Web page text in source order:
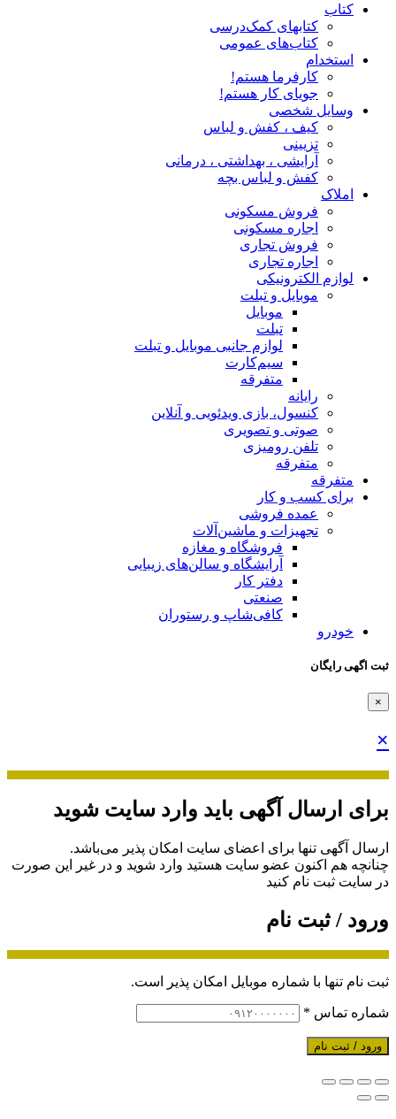
کتاب
کتابهای کمک‌درسی
کتاب‌های عمومی
استخدام
کارفرما هستم!
جویای کار هستم!
وسایل شخصی
کیف ، کفش و لباس
تزیینی
آرایشی ، بهداشتی ، درمانی
کفش و لباس بچه
املاک
فروش مسکونی
اجاره مسکونی
فروش تجاری
اجاره تجاری
لوازم الکترونیکی
موبایل و تبلت
موبایل
تبلت
لوازم جانبی موبایل و تبلت
سیم‌کارت
متفرقه
رایانه
کنسول، بازی‌ ویدئویی و آنلاین
صوتی و تصویری
تلفن رومیزی
متفرقه
متفرقه
برای کسب و کار
عمده فروشی
تجهیزات و ماشین‌آلات
فروشگاه و مغازه
آرایشگاه و سالن‌های زیبایی
دفتر کار
صنعتی
کافی‌شاپ و رستوران
خودرو
ثبت اگهی رایگان
×
×
برای ارسال آگهی باید وارد سایت شوید
ارسال آگهی تنها برای اعضای سایت امکان پذیر می‌باشد.
چنانچه هم‌ اکنون عضو سایت هستید وارد شوید و در غیر این صورت
در سایت ثبت نام کنید
ورود / ثبت نام
ثبت نام تنها با شماره موبایل امکان پذیر است.
شماره تماس *
ورود / ثبت نام